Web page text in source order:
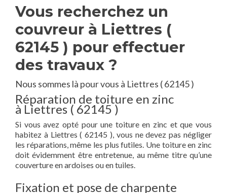
Vous recherchez un
couvreur à Liettres (
62145 ) pour effectuer
des travaux ?
Nous sommes là pour vous à Liettres ( 62145 )
Réparation de toiture en zinc
à Liettres ( 62145 )
Si vous avez opté pour une toiture en zinc et que vous
habitez à Liettres ( 62145 ), vous ne devez pas négliger
les réparations, même les plus futiles. Une toiture en zinc
doit évidemment être entretenue, au même titre qu’une
couverture en ardoises ou en tuiles.
Fixation et pose de charpente